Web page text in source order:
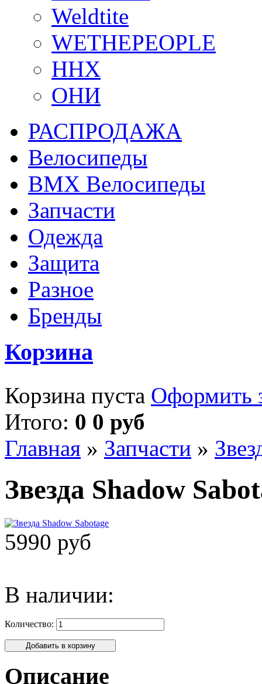
Weldtite
WETHEPEOPLE
ННХ
ОНИ
РАСПРОДАЖА
Велосипеды
BMX Велосипеды
Запчасти
Одежда
Защита
Разное
Бренды
Корзина
Корзина пуста Оформить
Итого: 0 0 руб
Главная » Запчасти »
Звезда Shadow
5990 руб
В наличии:
Количество:
Описание